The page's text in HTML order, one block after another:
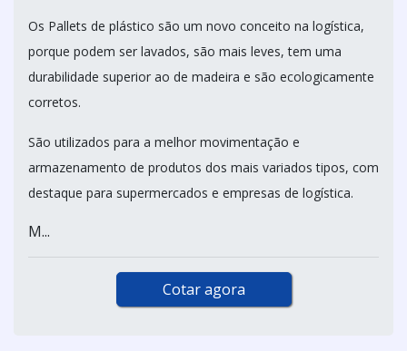
Os Pallets de plástico são um novo conceito na logística,
porque podem ser lavados, são mais leves, tem uma
durabilidade superior ao de madeira e são ecologicamente
corretos.
São utilizados para a melhor movimentação e
armazenamento de produtos dos mais variados tipos, com
destaque para supermercados e empresas de logística.
M...
Cotar agora